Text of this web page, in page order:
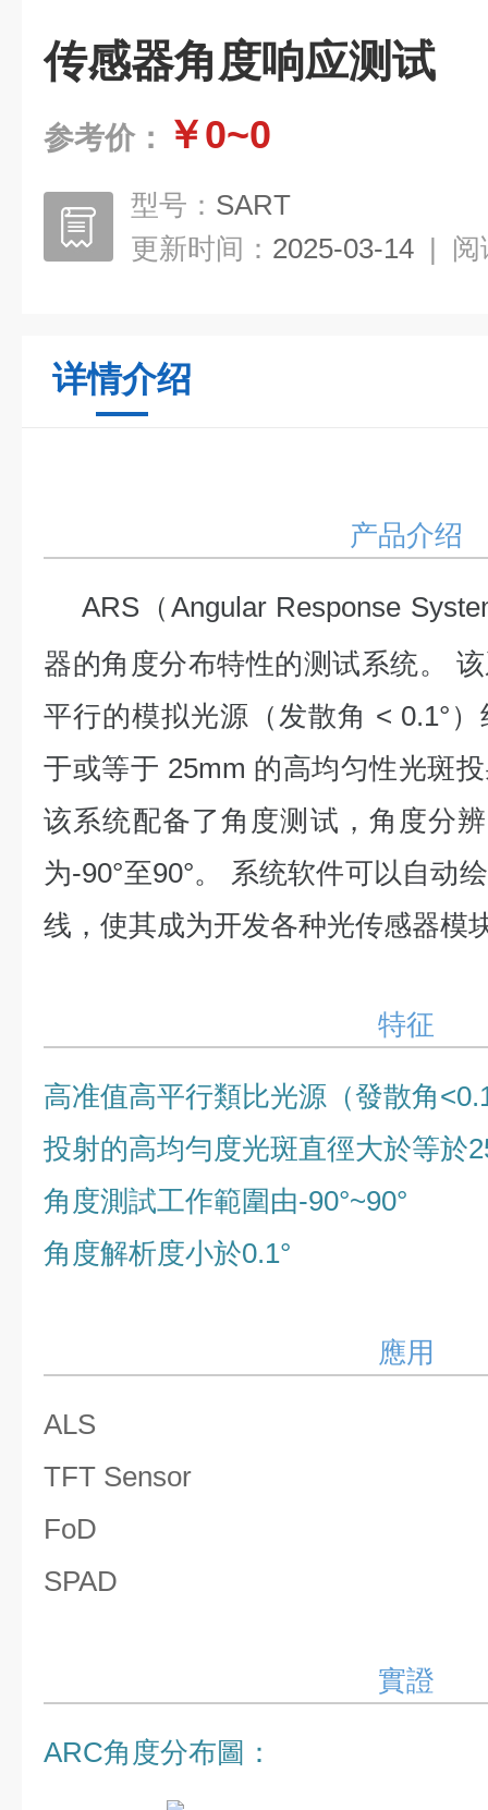
传感器角度响应测试
参考价： ￥0~0
型号： SART
更新时间： 2025-03-14 | 阅
详情介绍
产品介绍
ARS（Angular Response
器的角度分布特性的测试系统。
平行的模拟光源（发散角 < 0.1°
于或等于 25mm 的高均匀性光斑
该系统配备了角度测试，角度分
为-90°至90°。 系统软件可以自动
线，使其成为开发各种光传感器模
特征
高准值高平行類比光源（發散角
投射的高均勻度光斑直徑大於等於
角度測試工作範圍由-90°~90°
角度解析度小於0.1°
應用
ALS
TFT Sensor
FoD
SPAD
實證
ARC角度分布圖：